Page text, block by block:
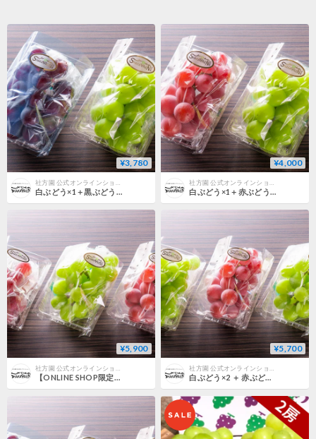
¥3,780
白ぶどう×1＋黒ぶどう×1の2房セット（各300g Over）
¥4,000
白ぶどう×1＋赤ぶどう×1の2房セット（各300g Over）
¥5,900
【ONLINE SHOP限定】赤ぶどう×2 ＋ 白ぶどう×1の3房セット（各300g Over）
¥5,700
白ぶどう×2 ＋ 赤ぶどう×1の3房セット（各300g Over）